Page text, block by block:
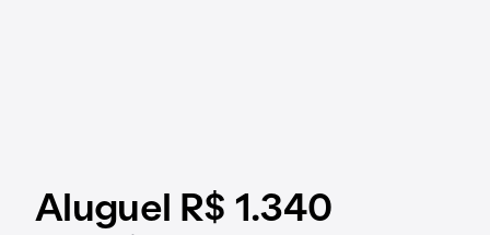
Aluguel R$ 1.340